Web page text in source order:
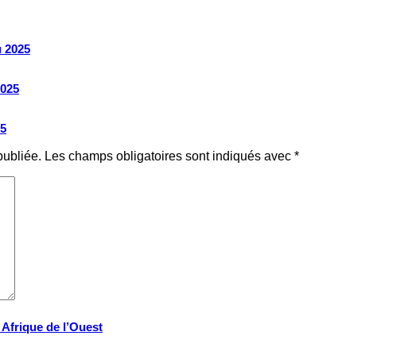
2025
Afrique de l’Ouest
Les champs obligatoires sont indiqués avec *